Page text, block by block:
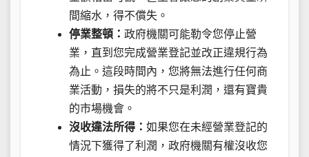
間縮水，得不償失。
停業整頓： 政府機關可能勒令您停止營
業，直到您完成營業登記並改正違規行為
為止。這段時間內，您將無法進行任何商
業活動，損失的將不只是利潤，還有寶貴
的市場機會。
沒收違法所得： 如果您在未經營業登記的
情況下獲得了利潤，政府機關有權沒收您